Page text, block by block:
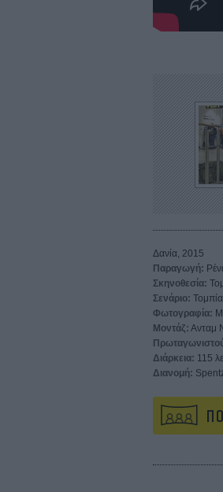
Δανία, 2015
Παραγωγή:
Σκηνοθεσία:
Σενάριο:
Φωτογραφία:
Μοντάζ: Ανταμ
Διάρκεια: 115
Διανομή: